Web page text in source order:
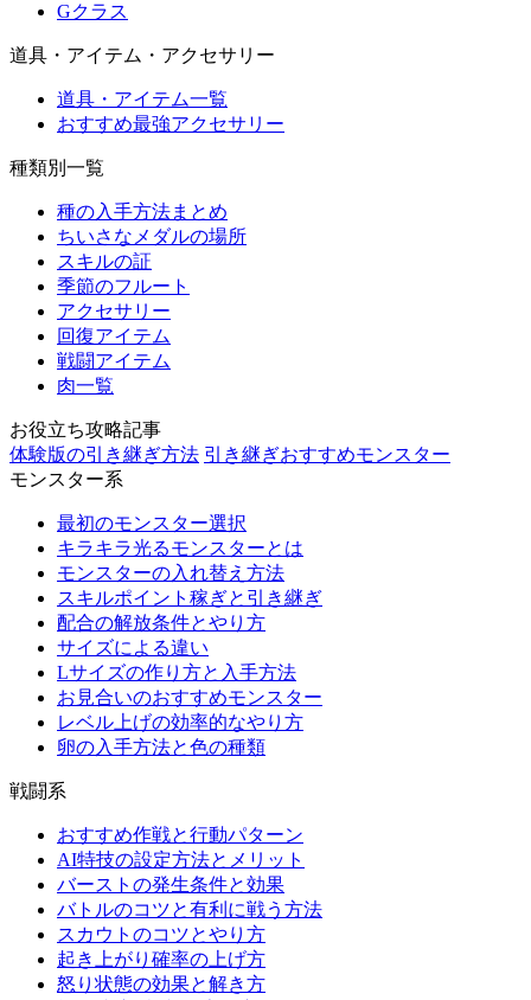
Gクラス
道具・アイテム・アクセサリー
道具・アイテム一覧
おすすめ最強アクセサリー
種類別一覧
種の入手方法まとめ
ちいさなメダルの場所
スキルの証
季節のフルート
アクセサリー
回復アイテム
戦闘アイテム
肉一覧
お役立ち攻略記事
体験版の引き継ぎ方法 引き継ぎおすすめモンスター
モンスター系
最初のモンスター選択
キラキラ光るモンスターとは
モンスターの入れ替え方法
スキルポイント稼ぎと引き継ぎ
配合の解放条件とやり方
サイズによる違い
Lサイズの作り方と入手方法
お見合いのおすすめモンスター
レベル上げの効率的なやり方
卵の入手方法と色の種類
戦闘系
おすすめ作戦と行動パターン
AI特技の設定方法とメリット
バーストの発生条件と効果
バトルのコツと有利に戦う方法
スカウトのコツとやり方
起き上がり確率の上げ方
怒り状態の効果と解き方